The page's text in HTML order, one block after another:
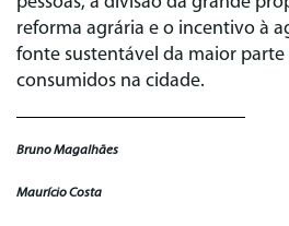
reforma agrária e o incentivo à
fonte sustentável da maior
consumidos na cidade.
Bruno Magalhães
Maurício Costa